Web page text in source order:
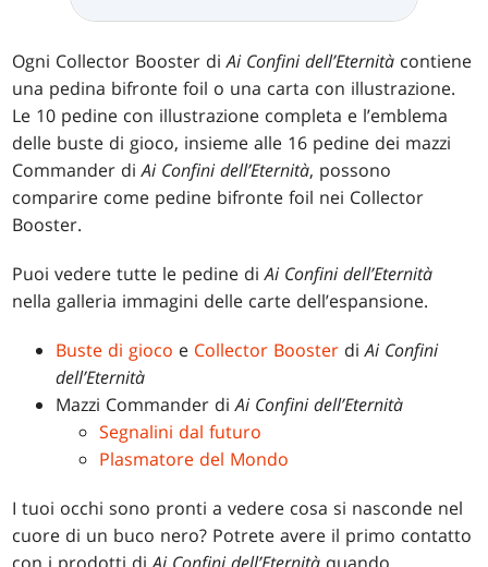
Ogni Collector Booster diAi Confini dell’Eternità contiene
una pedina bifronte foil o una carta con illustrazione.
Le 10 pedine con illustrazione completa e l’emblema
delle buste di gioco, insieme alle 16 pedine dei mazzi
Commander diAi Confini dell’Eternità, possono
comparire come pedine bifronte foil nei Collector
Booster.
Puoi vedere tutte le pedine diAi Confini dell’Eternità
nella galleria immagini delle carte dell’espansione.
Buste di gioco e Collector Booster diAi Confini
dell’Eternità
Mazzi Commander diAi Confini dell’Eternità
Segnalini dal futuro
Plasmatore del Mondo
I tuoi occhi sono pronti a vedere cosa si nasconde nel
cuore di un buco nero? Potrete avere il primo contatto
con i prodotti diAi Confini dell’Eternità quando